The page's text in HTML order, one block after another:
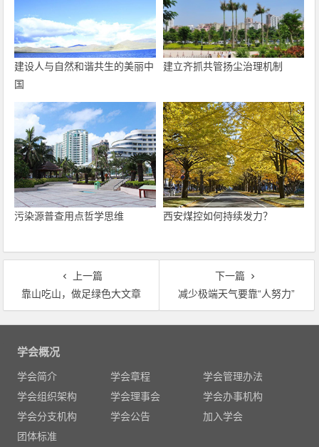
建设人与自然和谐共生的美丽中
国
建立齐抓共管扬尘治理机制
污染源普查用点哲学思维 西安煤控如何持续发力？
上一篇
靠山吃山，做足绿色大文章
下一篇
减少极端天气要靠“人努力”
文
学会概况
学会简介 学会章程
学会管理办法
学会组织架构
学会理事会
学会办事机构
学会分支机构
学会公告
加入学会
团体标准